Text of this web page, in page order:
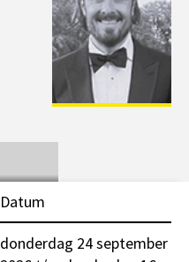
Datum
donderdag 24 september